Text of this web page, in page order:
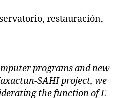
restauración,
programs and new
SAHI project, we
the function of E-